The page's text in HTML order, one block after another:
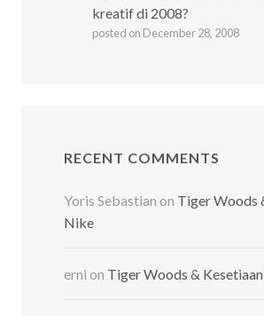
kreatif di 2008?
posted on December 28, 2008
RECENT COMMENTS
Yoris Sebastian on Tiger Woods
Nike
erni on Tiger Woods &